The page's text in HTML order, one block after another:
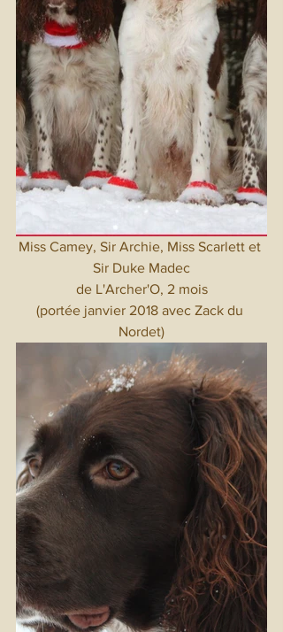
Miss Camey, Sir Archie, Miss Scarlett et
Sir Duke Madec
de L'Archer'O, 2 mois
(portée janvier 2018 avec Zack du
Nordet)